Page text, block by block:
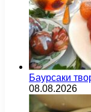
Баурсаки
08.08.2026